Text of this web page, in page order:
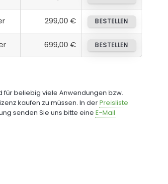
299,00 € BESTELLEN
699,00 € BESTELLEN
für beliebig viele Anwendungen bzw.
kaufen zu müssen. In derPreisliste
senden Sie uns bitte eine E-Mail